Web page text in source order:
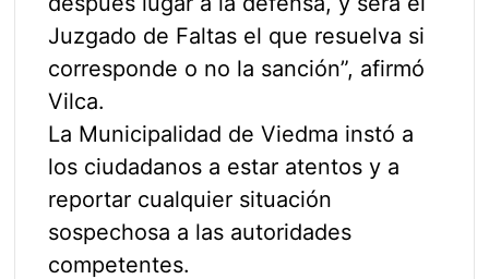
Juzgado de Faltas el que resuelva si
corresponde o no la sanción”, afirmó
Vilca.
La Municipalidad de Viedma instó a
los ciudadanos a estar atentos y a
reportar cualquier situación
sospechosa a las autoridades
competentes.